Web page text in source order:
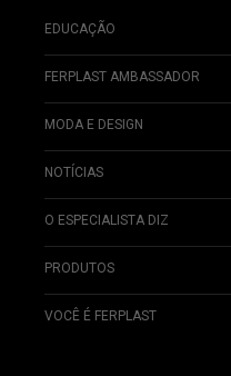
EDUCAÇÃO
FERPLAST AMBASSADOR
MODA E DESIGN
NOTÍCIAS
O ESPECIALISTA DIZ
PRODUTOS
VOCÊ É FERPLAST